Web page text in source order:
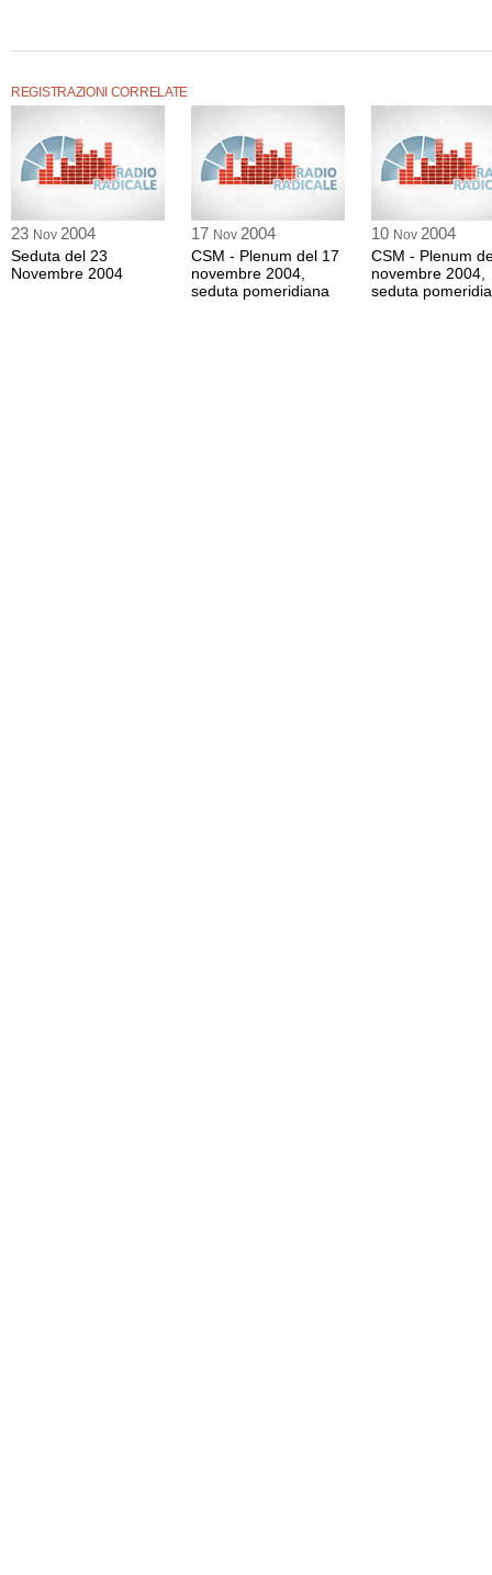
REGISTRAZIONI CORRELATE
23 Nov 2004
Seduta del 23
Novembre 2004
17 Nov 2004
CSM - Plenum del 17
novembre 2004,
seduta pomeridiana
10 Nov 2004
CSM - Plenum
novembre 2004,
seduta